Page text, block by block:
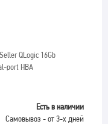
QLogic 16Gb
port HBA
Есть в наличии
Самовывоз - от 3-х дней